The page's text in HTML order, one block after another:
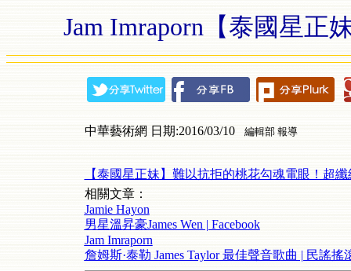
Jam Imraporn【泰國星正
中華藝術網 日期:2016/03/10 編輯部 報導
【泰國星正妹】難以抗拒的桃花勾魂電眼！超
相關文章：
Jamie Hayon
男星溫昇豪James Wen | Facebook
Jam Imraporn
詹姆斯·泰勒 James Taylor 最佳聲音歌曲 | 民謠